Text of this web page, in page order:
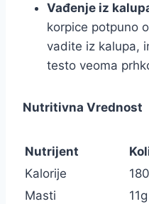
Vađenje iz
korpice potpuno
vadite iz kalupa,
testo veoma
Nutritivna Vrednost
Nutrijent
Kalorije
180
Masti
11g